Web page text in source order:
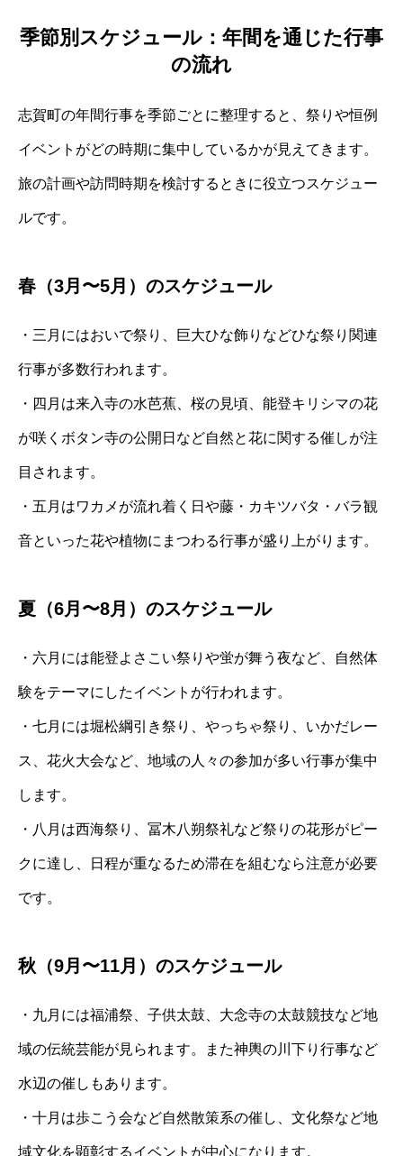
季節別スケジュール：年間を通じた行事
の流れ
志賀町の年間行事を季節ごとに整理すると、祭りや恒例
イベントがどの時期に集中しているかが見えてきます。
旅の計画や訪問時期を検討するときに役立つスケジュー
ルです。
春（3月〜5月）のスケジュール
・三月にはおいで祭り、巨大ひな飾りなどひな祭り関連
行事が多数行われます。
・四月は来入寺の水芭蕉、桜の見頃、能登キリシマの花
が咲くボタン寺の公開日など自然と花に関する催しが注
目されます。
・五月はワカメが流れ着く日や藤・カキツバタ・バラ観
音といった花や植物にまつわる行事が盛り上がります。
夏（6月〜8月）のスケジュール
・六月には能登よさこい祭りや蛍が舞う夜など、自然体
験をテーマにしたイベントが行われます。
・七月には堀松綱引き祭り、やっちゃ祭り、いかだレー
ス、花火大会など、地域の人々の参加が多い行事が集中
します。
・八月は西海祭り、冨木八朔祭礼など祭りの花形がピー
クに達し、日程が重なるため滞在を組むなら注意が必要
です。
秋（9月〜11月）のスケジュール
・九月には福浦祭、子供太鼓、大念寺の太鼓競技など地
域の伝統芸能が見られます。また神輿の川下り行事など
水辺の催しもあります。
・十月は歩こう会など自然散策系の催し、文化祭など地
域文化を顕彰するイベントが中心になります。